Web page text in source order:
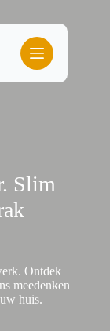
Slim
Ontdek
meedenken
huis.